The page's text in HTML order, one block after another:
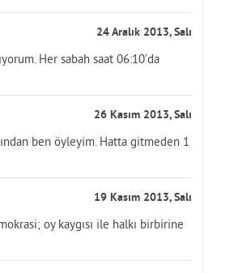
24 Aralık 2013, Salı
Her sabah saat 06:10’da
26 Kasım 2013, Salı
ben öyleyim. Hatta gitmeden 1
19 Kasım 2013, Salı
oy kaygısı ile halkı birbirine